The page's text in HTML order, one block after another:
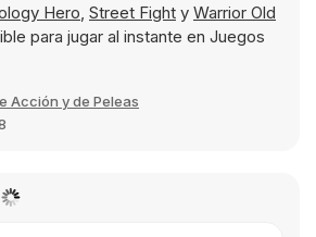
Hero, Street Fight y Warrior Old
para jugar al instante en Juegos
Acción y de Peleas